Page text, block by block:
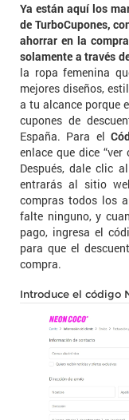
Ya están aquí los
de TurboCupones,
ahorrar en la
solamente a través
la ropa femenina
mejores diseños,
a tu alcance porque
cupones de
España. Para el
enlace que dice
Después, dale clic
entrarás al sitio
compras todos los
falte ninguno, y
pago, ingresa el
para que el
compra.
Introduce el código